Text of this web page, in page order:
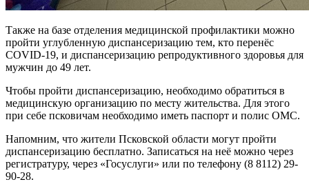
Также на базе отделения медицинской профилактики можно
пройти углубленную диспансеризацию тем, кто перенёс
COVID-19, и диспансеризацию репродуктивного здоровья для
мужчин до 49 лет.
Чтобы пройти диспансеризацию, необходимо обратиться в
медицинскую организацию по месту жительства. Для этого
при себе псковичам необходимо иметь паспорт и полис ОМС.
Напомним, что жители Псковской области могут пройти
диспансеризацию бесплатно. Записаться на неё можно через
регистратуру, через «Госуслуги» или по телефону (8 8112) 29-
90-28.